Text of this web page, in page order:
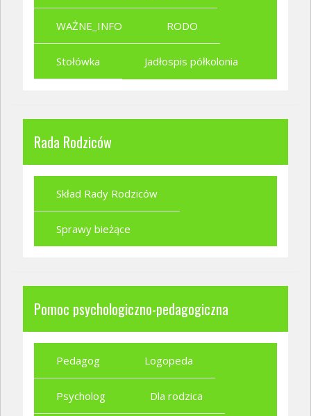
WAŻNE_INFO RODO
Stołówka Jadłospis półkolonia
Rada Rodziców
Skład Rady Rodziców
Sprawy bieżące
Pomoc psychologiczno-pedagogiczna
Pedagog Logopeda
Psycholog Dla rodzica